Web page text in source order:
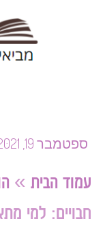
ספטמבר 19, 2021
עמוד הבית»
חבויים: למי